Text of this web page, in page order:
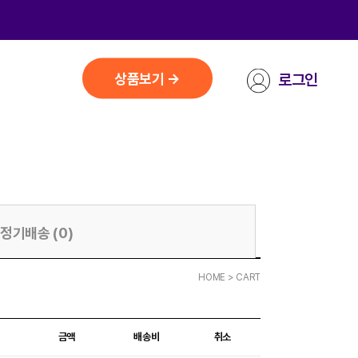
상품보기 → 로그인
정기배송 (0)
HOME > CART
금액 배송비 취소